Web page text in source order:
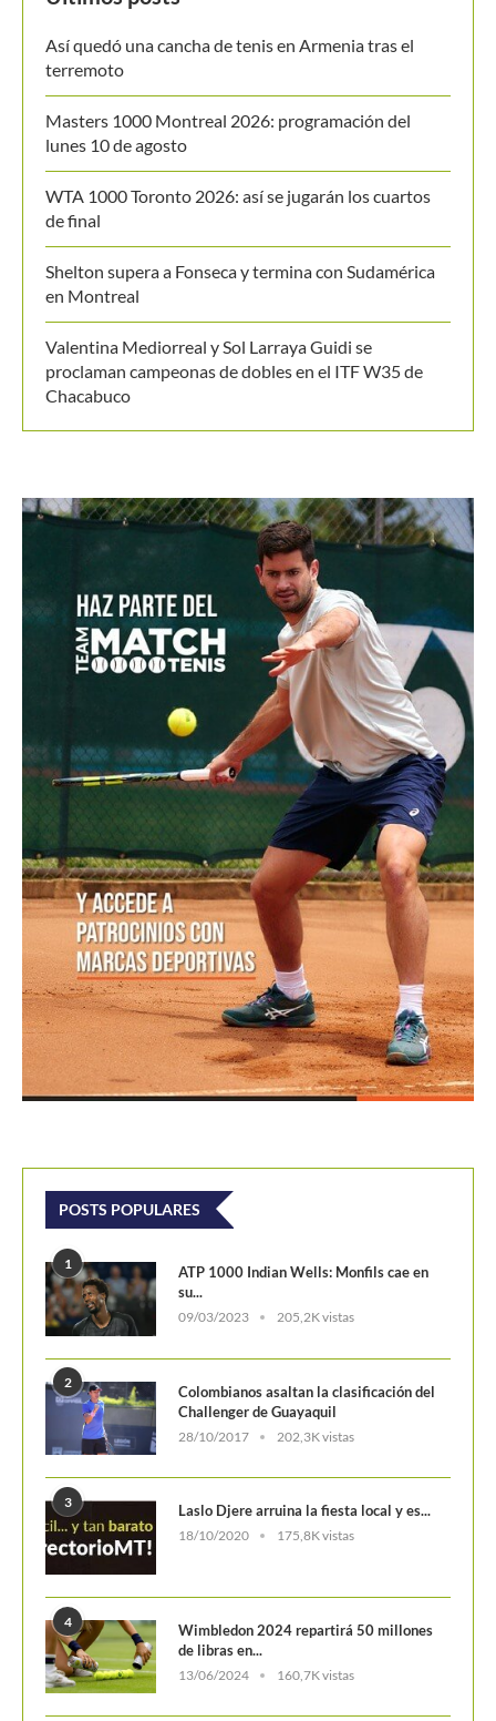
Así quedó una cancha de tenis en Armenia tras el
terremoto
Masters 1000 Montreal 2026: programación del
lunes 10 de agosto
WTA 1000 Toronto 2026: así se jugarán los cuartos
de final
Shelton supera a Fonseca y termina con Sudamérica
en Montreal
Valentina Mediorreal y Sol Larraya Guidi se
proclaman campeonas de dobles en el ITF W35 de
Chacabuco
POSTS POPULARES
1
ATP 1000 Indian Wells: Monfils cae en
su...
09/03/2023 205,2K vistas
2
Colombianos asaltan la clasificación del
Challenger de Guayaquil
28/10/2017 202,3K vistas
3 Laslo Djere arruina la fiesta local y es...
18/10/2020 175,8K vistas
4
Wimbledon 2024 repartirá 50 millones
de libras en...
13/06/2024 160,7K vistas